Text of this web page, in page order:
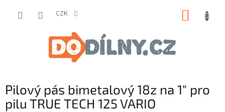
CZK
Pilový pás bimetalový 18z na 1" pro
pilu TRUE TECH 125 VARIO